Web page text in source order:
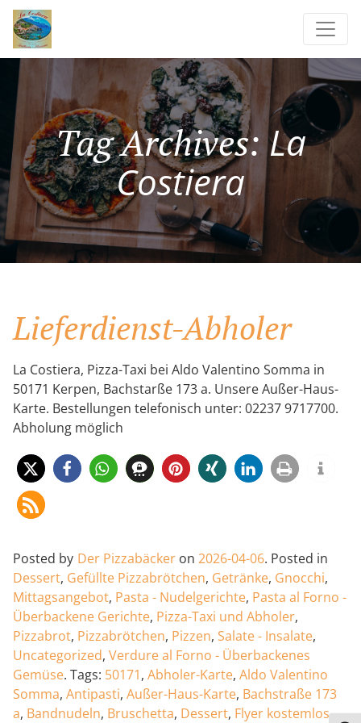
Tag Archives:La
Costiera
Lieferdienst-Abholer
La Costiera, Pizza-Taxi bei Aldo Valentino Somma in
50171 Kerpen, Bachstarße 173 a. Unsere Außer-Haus-
Karte. Bestellungen telefonisch unter: 02237 9717700.
Abholung möglich
Posted by Der Pizzabäcker on 2026-04-06. Posted in
Dessert, Gefüllte Pizzabrötchen, Getränke, Gnocchi,
Mittagsangebot, Pasta - Nudelgerichte, Pasta al Forno -
Überbackene Gerichte, Pizza-Taxi und Abholer,
Pizzabrot, Pizzabrötchen, Pizzen, Salate - Insalate,
Uncategorized, Verdure al Forno - Überbackenes
Gemüse. Tags: 50171, Abholer-Karte, Aldo Valentino
Somma, Antipasti, Außer-Haus-Karte, Bachstraße 173
a, Bandnudeln, Bruschetta, Dessert, Flyer kostemlos